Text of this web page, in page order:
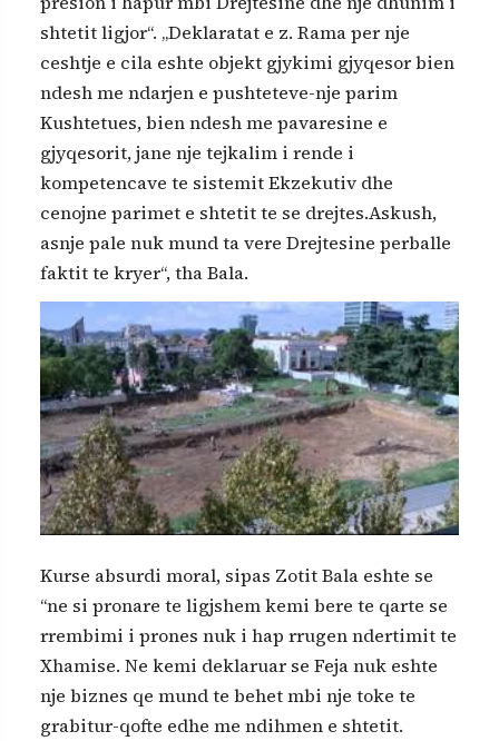
shtetit ligjor“. „Deklaratat e z. Rama per nje
ceshtje e cila eshte objekt gjykimi gjyqesor bien
ndesh me ndarjen e pushteteve-nje parim
Kushtetues, bien ndesh me pavaresine e
gjyqesorit, jane nje tejkalim i rende i
kompetencave te sistemit Ekzekutiv dhe
cenojne parimet e shtetit te se drejtes.Askush,
asnje pale nuk mund ta vere Drejtesine perballe
faktit te kryer“, tha Bala.
Kurse absurdi moral, sipas Zotit Bala eshte se
“ne si pronare te ligjshem kemi bere te qarte se
rrembimi i prones nuk i hap rrugen ndertimit te
Xhamise. Ne kemi deklaruar se Feja nuk eshte
nje biznes qe mund te behet mbi nje toke te
grabitur-qofte edhe me ndihmen e shtetit.